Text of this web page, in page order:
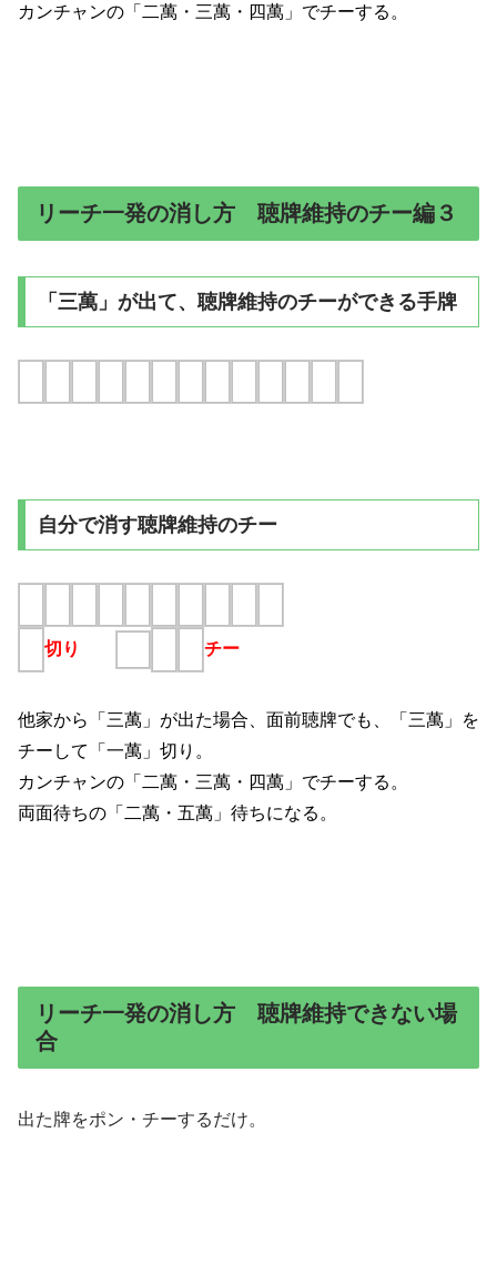
カンチャンの「二萬・三萬・四萬」でチーする。
リーチ一発の消し方 聴牌維持のチー編３
「三萬」が出て、聴牌維持のチーができる手牌
自分で消す聴牌維持のチー
切り チー
他家から「三萬」が出た場合、面前聴牌でも、「三萬」を
チーして「一萬」切り。
カンチャンの「二萬・三萬・四萬」でチーする。
両面待ちの「二萬・五萬」待ちになる。
リーチ一発の消し方 聴牌維持できない場
合
出た牌をポン・チーするだけ。